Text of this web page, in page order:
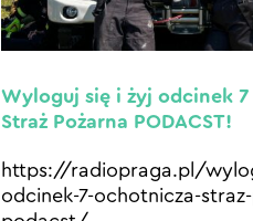
Wyloguj się i żyj odcinek 7
Straż Pożarna PODACST!
https://radiopraga.pl/
odcinek-7-ochotnicza-